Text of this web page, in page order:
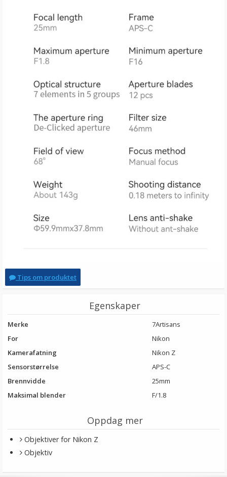
Tips om produktet
Egenskaper
Merke
7Artisans
For
Nikon
Kamerafatning
Nikon Z
Sensorstørrelse
APS-C
Brennvidde
25mm
Maksimal blender
F/1.8
Oppdag mer
Objektiver for Nikon Z
Objektiv